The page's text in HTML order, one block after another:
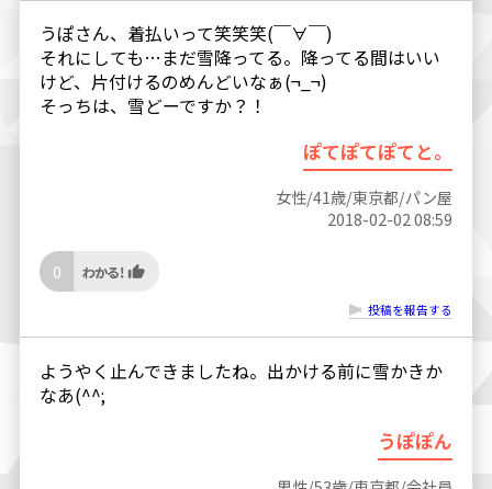
うぽさん、着払いって笑笑笑(￣∀￣)
それにしても…まだ雪降ってる。降ってる間はいい
けど、片付けるのめんどいなぁ(¬_¬)
そっちは、雪どーですか？！
ぽてぽてぽてと。
女性/41歳/東京都/パン屋
2018-02-02 08:59
0
投稿を報告する
ようやく止んできましたね。出かける前に雪かきか
なあ(^^;
うぽぽん